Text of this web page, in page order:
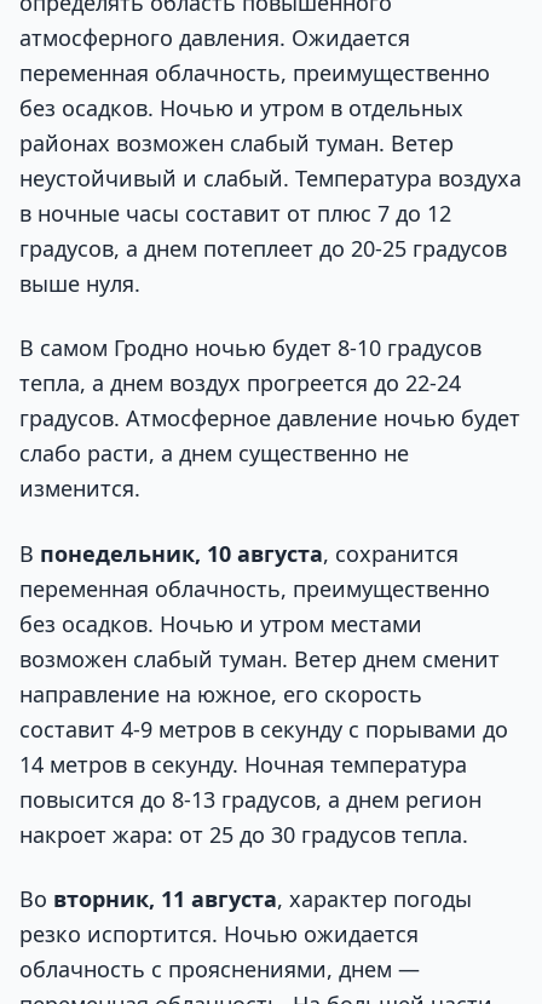
атмосферного давления. Ожидается
переменная облачность, преимущественно
без осадков. Ночью и утром в отдельных
районах возможен слабый туман. Ветер
неустойчивый и слабый. Температура воздуха
в ночные часы составит от плюс 7 до 12
градусов, а днем потеплеет до 20-25 градусов
выше нуля.
В самом Гродно ночью будет 8-10 градусов
тепла, а днем воздух прогреется до 22-24
градусов. Атмосферное давление ночью будет
слабо расти, а днем существенно не
изменится.
В понедельник, 10 августа, сохранится
переменная облачность, преимущественно
без осадков. Ночью и утром местами
возможен слабый туман. Ветер днем сменит
направление на южное, его скорость
составит 4-9 метров в секунду с порывами до
14 метров в секунду. Ночная температура
повысится до 8-13 градусов, а днем регион
накроет жара: от 25 до 30 градусов тепла.
Во вторник, 11 августа, характер погоды
резко испортится. Ночью ожидается
облачность с прояснениями, днем —